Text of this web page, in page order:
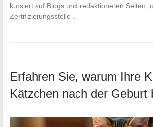
kursiert auf Blogs und redaktionellen Seiten,
Zertifizierungsstelle…
Erfahren Sie, warum Ihre
Kätzchen nach der Geburt